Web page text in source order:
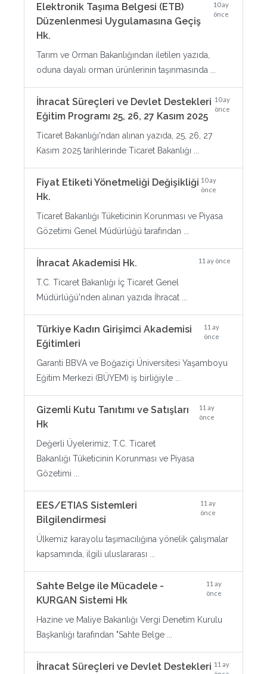
Elektronik Taşıma Belgesi (ETB)
Düzenlenmesi Uygulamasına Geçiş
Hk.
10 ay
önce
Tarım ve Orman Bakanlığından iletilen yazıda,
oduna dayalı orman ürünlerinin taşınmasında ...
İhracat Süreçleri ve Devlet Destekleri
Eğitim Programı 25, 26, 27 Kasım 2025
10 ay
önce
Ticaret Bakanlığı'ndan alınan yazıda, 25, 26, 27
Kasım 2025 tarihlerinde Ticaret Bakanlığı ...
Fiyat Etiketi Yönetmeliği Değişikliği
Hk.
10 ay
önce
Ticaret Bakanlığı Tüketicinin Korunması ve Piyasa
Gözetimi Genel Müdürlüğü tarafından ...
İhracat Akademisi Hk. 11 ay önce
T.C. Ticaret Bakanlığı İç Ticaret Genel
Müdürlüğü'nden alınan yazıda İhracat ...
Türkiye Kadın Girişimci Akademisi
Eğitimleri
11 ay
önce
Garanti BBVA ve Boğaziçi Üniversitesi Yaşamboyu
Eğitim Merkezi (BÜYEM) iş birliğiyle ...
Gizemli Kutu Tanıtımı ve Satışları
Hk
11 ay
önce
Değerli Üyelerimiz; T.C. Ticaret
Bakanlığı Tüketicinin Korunması ve Piyasa
Gözetimi ...
EES/ETIAS Sistemleri
Bilgilendirmesi
11 ay
önce
Ülkemiz karayolu taşımacılığına yönelik çalışmalar
kapsamında, ilgili uluslararası ...
Sahte Belge ile Mücadele -
KURGAN Sistemi Hk
11 ay
önce
Hazine ve Maliye Bakanlığı Vergi Denetim Kurulu
Başkanlığı tarafından "Sahte Belge ...
İhracat Süreçleri ve Devlet Destekleri 11 ay